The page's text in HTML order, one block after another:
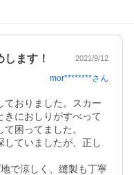
ます！ 2021/9/12
mor********さん
ておりました。スカー
きにおしりがすべって
困ってました。
していましたが、正し
で涼しく、縫製も丁寧